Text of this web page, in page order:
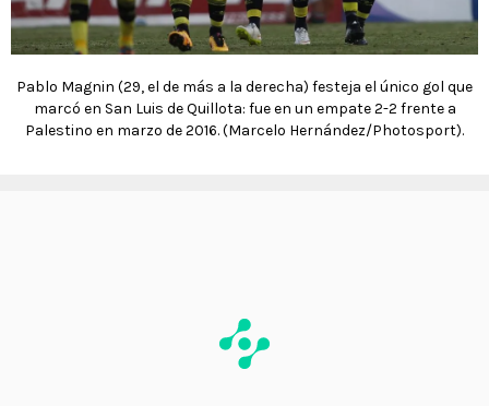
Pablo Magnin (29, el de más a la derecha) festeja el único gol que
marcó en San Luis de Quillota: fue en un empate 2-2 frente a
Palestino en marzo de 2016. (Marcelo Hernández/Photosport).